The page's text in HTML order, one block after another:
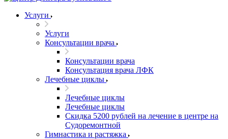
Услуги
Услуги
Консультации врача
Консультации врача
Консультация врача ЛФК
Лечебные циклы
Лечебные циклы
Лечебные циклы
Скидка 5200 рублей на лечение в центре на
Судоремонтной
Гимнастика и растяжка